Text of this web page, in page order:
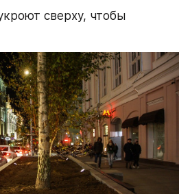
сверху, чтобы